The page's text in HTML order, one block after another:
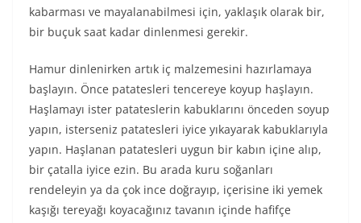
kabarması ve mayalanabilmesi için, yaklaşık olarak bir,
bir buçuk saat kadar dinlenmesi gerekir.
Hamur dinlenirken artık iç malzemesini hazırlamaya
başlayın. Önce patatesleri tencereye koyup haşlayın.
Haşlamayı ister patateslerin kabuklarını önceden soyup
yapın, isterseniz patatesleri iyice yıkayarak kabuklarıyla
yapın. Haşlanan patatesleri uygun bir kabın içine alıp,
bir çatalla iyice ezin. Bu arada kuru soğanları
rendeleyin ya da çok ince doğrayıp, içerisine iki yemek
kaşığı tereyağı koyacağınız tavanın içinde hafifçe